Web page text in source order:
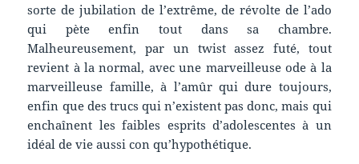
sorte de jubilation de l’extrême, de révolte de l’ado
qui pète enfin tout dans sa chambre.
Malheureusement, par un twist assez futé, tout
revient à la normal, avec une marveilleuse ode à la
marveilleuse famille, à l’amûr qui dure toujours,
enfin que des trucs qui n’existent pas donc, mais qui
enchaînent les faibles esprits d’adolescentes à un
idéal de vie aussi con qu’hypothétique.